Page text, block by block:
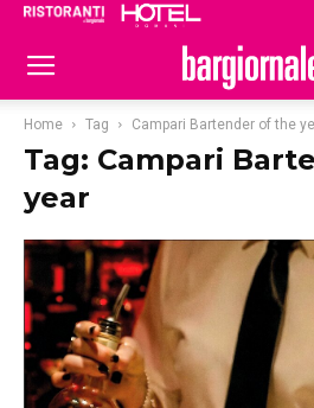
Home Tag Campari Bartender of the
Tag: Campari
year